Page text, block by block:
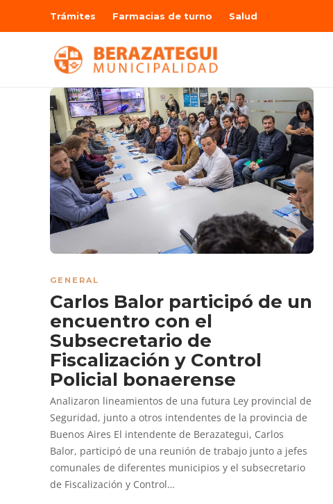
Trámites Farmacias de turno Salud
GENERAL
Carlos Balor participó de un
encuentro con el
Subsecretario de
Fiscalización y Control
Policial bonaerense
Analizaron lineamientos de una futura Ley provincial de
Seguridad, junto a otros intendentes de la provincia de
Buenos Aires El intendente de Berazategui, Carlos
Balor, participó de una reunión de trabajo junto a jefes
comunales de diferentes municipios y el subsecretario
de Fiscalización y Control…